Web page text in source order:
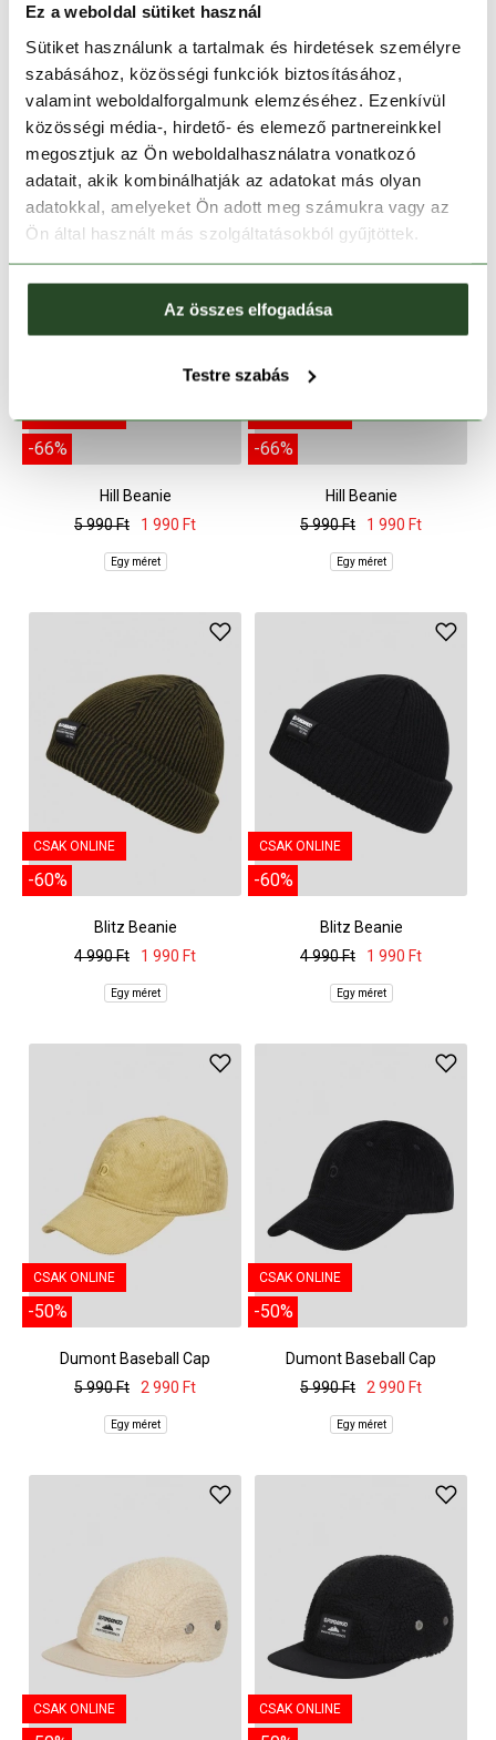
Ez a weboldal sütiket használ
Sütiket használunk a tartalmak és hirdetések személyre
szabásához, közösségi funkciók biztosításához,
valamint weboldalforgalmunk elemzéséhez. Ezenkívül
közösségi média-, hirdető- és elemező partnereinkkel
megosztjuk az Ön weboldalhasználatra vonatkozó
adatait, akik kombinálhatják az adatokat más olyan
adatokkal, amelyeket Ön adott meg számukra vagy az
Ön által használt más szolgáltatásokból gyűjtöttek.
Az összes elfogadása
Testre szabás
-16%
Duplex Reversible Beanie
5 990 Ft
4 990 Ft
Egy méret
-16%
Duplex Reversible Beanie
5 990 Ft
4 990 Ft
Egy méret
-66%
Hill Beanie
5 990 Ft
1 990 Ft
Egy méret
-66%
Hill Beanie
5 990 Ft
1 990 Ft
Egy méret
CSAK ONLINE
-60%
Blitz Beanie
4 990 Ft
1 990 Ft
Egy méret
CSAK ONLINE
-60%
Blitz Beanie
4 990 Ft
1 990 Ft
Egy méret
CSAK ONLINE
-50%
Dumont Baseball Cap
5 990 Ft
2 990 Ft
Egy méret
CSAK ONLINE
-50%
Dumont Baseball Cap
5 990 Ft
2 990 Ft
Egy méret
CSAK ONLINE CSAK ONLINE